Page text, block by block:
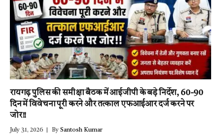
रायगढ़ पुलिस की समीक्षा बैठक में आईजीपी के बड़े निर्देश, 60-90
दिन में विवेचना पूरी करने और तत्काल एफआईआर दर्ज करने पर
जोर!!
July 31, 2026 By Santosh Kumar